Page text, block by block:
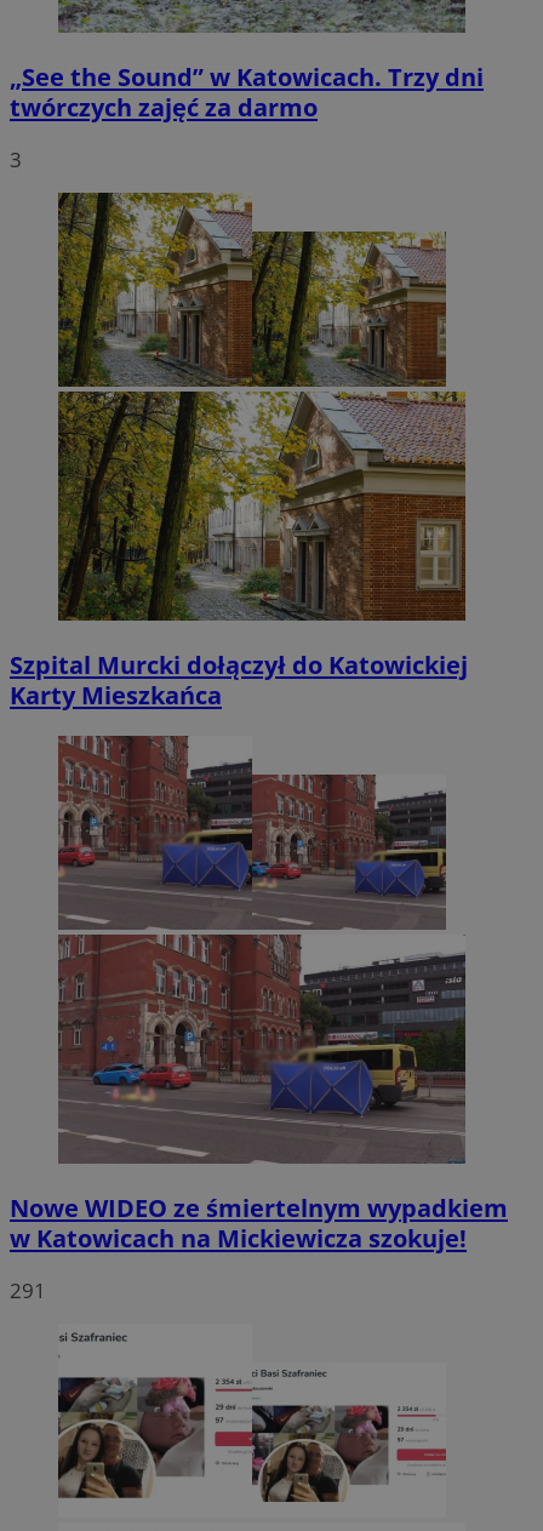
„See the Sound” w Katowicach. Trzy dni
twórczych zajęć za darmo
3
Szpital Murcki dołączył do Katowickiej
Karty Mieszkańca
Nowe WIDEO ze śmiertelnym wypadkiem
w Katowicach na Mickiewicza szokuje!
291